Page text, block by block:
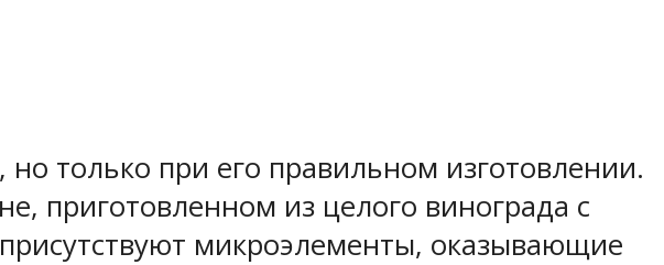
только при его правильном изготовлении.
приготовленном из целого винограда с
микроэлементы, оказывающие